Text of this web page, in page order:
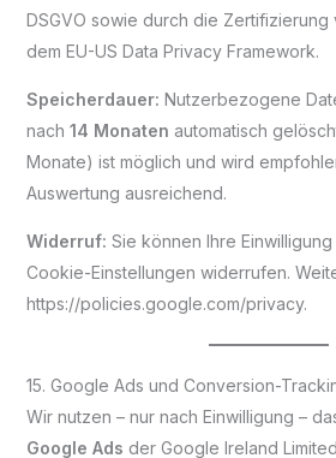
DSGVO sowie durch die Zertifizierung
dem EU-US Data Privacy Framework.
Speicherdauer: Nutzerbezogene
nach 14 Monaten automatisch
Monate) ist möglich und wird
Auswertung ausreichend.
Widerruf: Sie können Ihre
Cookie-Einstellungen widerrufen.
https://policies.google.com/privacy.
15. Google Ads und Conversion-
Wir nutzen – nur nach Einwilligung –
Google Ads der Google Ireland